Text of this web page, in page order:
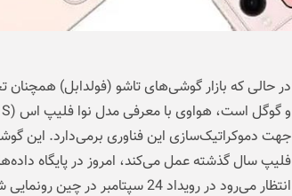
در حالی که بازار گوشی‌های تاشو (فولدابل)
جهت دموکراتیک‌سازی این فناوری برمی‌دارد. این
فلیپ سال گذشته عمل می‌کند، امروز در پایگاه